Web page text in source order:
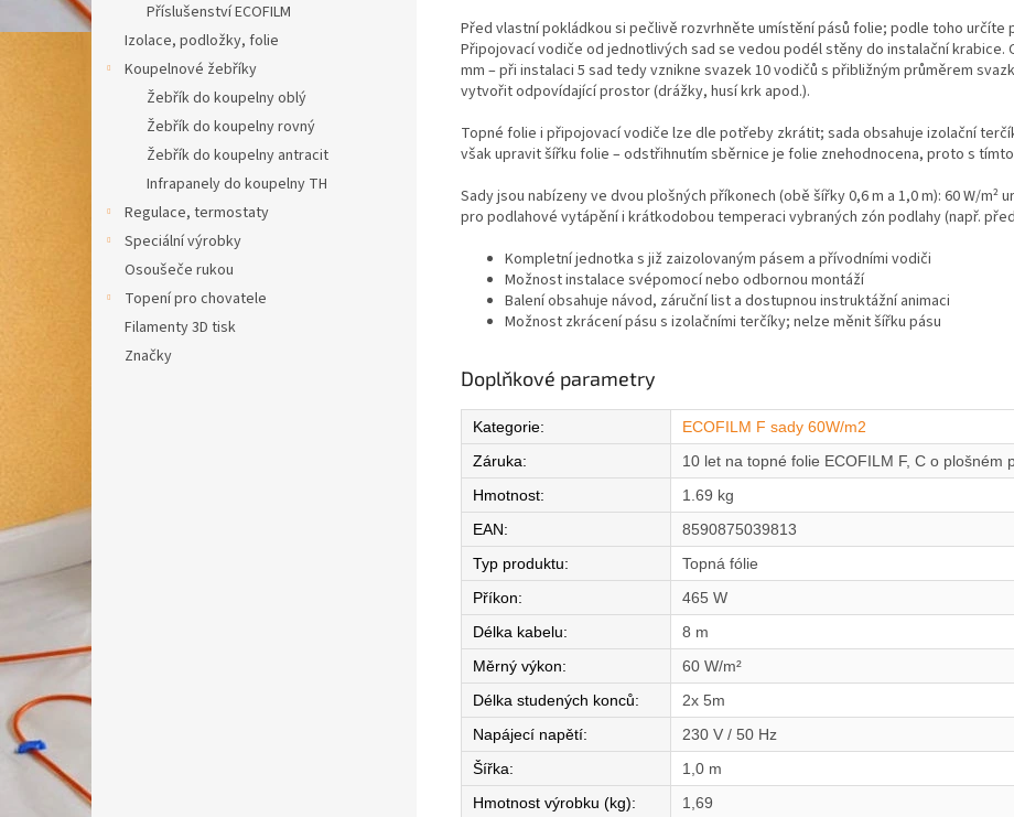
Příslušenství ECOFILM
Izolace, podložky, folie
Koupelnové žebříky
Žebřík do koupelny oblý
Žebřík do koupelny rovný
Žebřík do koupelny antracit
Infrapanely do koupelny TH
Regulace, termostaty
Speciální výrobky
Osoušeče rukou
Topení pro chovatele
Filamenty 3D tisk
Značky
Před vlastní pokládkou si pečlivě rozvrhněte umístění pásů folie; podle toho určíte
Připojovací vodiče od jednotlivých sad se vedou podél stěny do instalační krabice.
mm – při instalaci 5 sad tedy vznikne svazek 10 vodičů s přibližným průměrem
vytvořit odpovídající prostor (drážky, husí krk apod.).
Topné folie i připojovací vodiče lze dle potřeby zkrátit; sada obsahuje izolační
však upravit šířku folie – odstřihnutím sběrnice je folie znehodnocena, proto s
Sady jsou nabízeny ve dvou plošných příkonech (obě šířky 0,6 m a 1,0 m): 60 W/m²
pro podlahové vytápění i krátkodobou temperaci vybraných zón podlahy (např.
Kompletní jednotka s již zaizolovaným pásem a přívodními vodiči
Možnost instalace svépomocí nebo odbornou montáží
Balení obsahuje návod, záruční list a dostupnou instruktážní animaci
Možnost zkrácení pásu s izolačními terčíky; nelze měnit šířku pásu
Doplňkové parametry
Kategorie:
ECOFILM F sady 60W/m2
Záruka:
10 let na topné folie ECOFILM F, C o plošném
Hmotnost:
1.69 kg
EAN:
8590875039813
Typ produktu:
Topná fólie
Příkon:
465 W
Délka kabelu:
8 m
Měrný výkon:
60 W/m²
Délka studených konců:
2x 5m
Napájecí napětí:
230 V / 50 Hz
Šířka:
1,0 m
Hmotnost výrobku (kg): 1,69